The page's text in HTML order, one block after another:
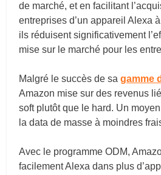
de marché, et en facilitant
entreprises d’un appareil Alexa
ils réduisent significativement
mise sur le marché pour les
Malgré le succès de sagamme
Amazon mise sur des revenus
soft plutôt que le hard. Un
la data de masse à moindres
Avec le programme ODM,
facilement Alexa dans plus